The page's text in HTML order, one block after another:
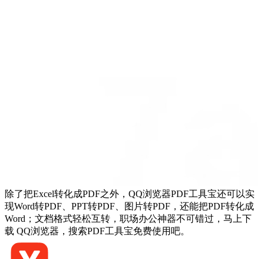
除了把Excel转化成PDF之外，QQ浏览器PDF工具宝还可以实
现Word转PDF、PPT转PDF、图片转PDF，还能把PDF转化成
Word；文档格式轻松互转，职场办公神器不可错过，马上下
载 QQ浏览器，搜索PDF工具宝免费使用吧。